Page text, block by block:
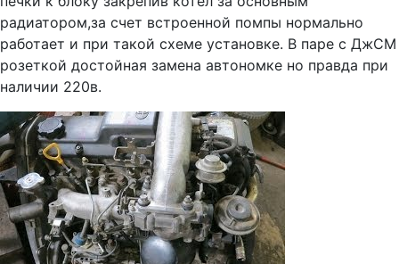
радиатором,за счет встроенной помпы нормально
работает и при такой схеме установке. В паре с ДжСМ
розеткой достойная замена автономке но правда при
наличии 220в.